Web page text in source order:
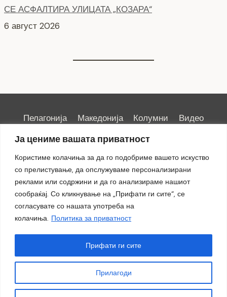
Ја цениме вашата приватност
Користиме колачиња за да го подобриме вашето искуство
со прелистување, да опслужуваме персонализирани
реклами или содржини и да го анализираме нашиот
сообраќај. Со кликнување на „Прифати ги сите“, се
согласувате со нашата употреба на
колачиња. Политика за приватност
Прилагоди
Прифати ги сите
СЕ АСФАЛТИРА УЛИЦАТА „КОЗАРА“
6 август 2026
Пелагонија Македонија Колумни
Видео
Емисии
Култура Здравје
Занимливости
Спорт
ИРИС
Импресум
© 2018 - 2026 ОТВ